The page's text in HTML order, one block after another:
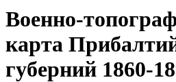
Военно-
карта
губерний 1860-